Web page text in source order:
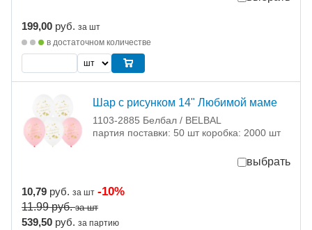
199,00 руб. за шт
в достаточном количестве
Шар с рисунком 14" Любимой маме
1103-2885 Белбал / BELBAL
партия поставки: 50 шт коробка: 2000 шт
выбрать
10,79 руб. за шт -10%
11.99руб. за шт
539,50 руб. за партию